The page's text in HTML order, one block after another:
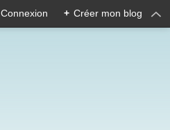
Connexion + Créer mon blog